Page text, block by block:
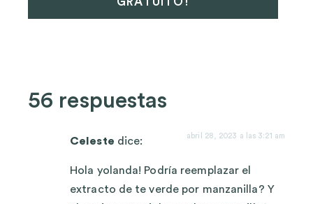
56 respuestas
Celeste dice: abril 28, 2023 a las 3:21 am
Hola yolanda! Podría reemplazar el
extracto de te verde por manzanilla? Y